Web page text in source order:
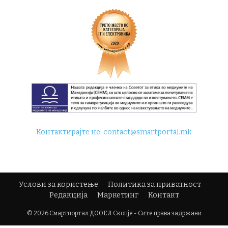
Контактирајте не:contact@smartportal.mk
Услови за користење
Политика за приватност
Редакција
Маркетинг Контакт
© 2026 Смартпортал ДООЕЛ Скопје - Сите права задржани